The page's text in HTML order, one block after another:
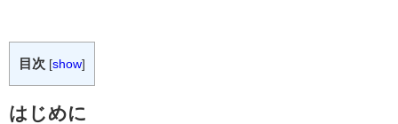
目次 [show]
はじめに